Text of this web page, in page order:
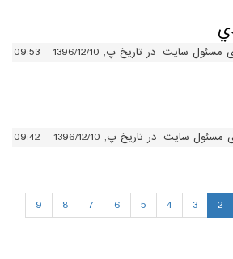
مسئول سایت در تاریخ پ, 1396/12/10 - 09:53
مسئول سایت در تاریخ پ, 1396/12/10 - 09:42
2
3
4
5
6
7
8
9